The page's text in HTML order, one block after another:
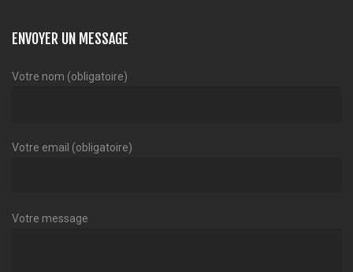
ENVOYER UN MESSAGE
Votre nom (obligatoire)
Votre email (obligatoire)
Votre message